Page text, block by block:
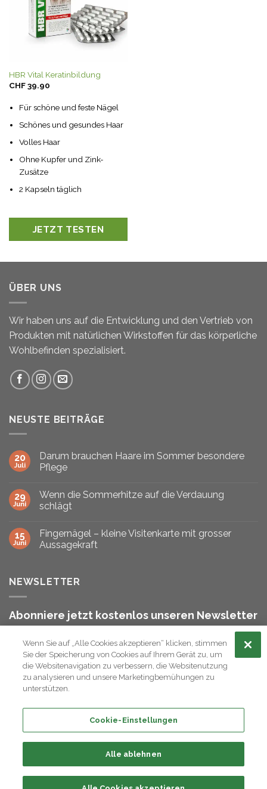
HBR Vital Keratinbildung
CHF39.90
Für schöne und feste Nägel
Schönes und gesundes Haar
Volles Haar
Ohne Kupfer und Zink-
Zusätze
2 Kapseln täglich
JETZT TESTEN
ÜBER UNS
Wir haben uns auf die Entwicklung und den Vertrieb von
Produkten mit natürlichen Wirkstoffen für das körperliche
Wohlbefinden spezialisiert.
NEUSTE BEITRÄGE
20
Juli
Darum brauchen Haare im Sommer besondere
Pflege
29
Juni
Wenn die Sommerhitze auf die Verdauung
schlägt
15
Juni
Fingernägel – kleine Visitenkarte mit grosser
Aussagekraft
NEWSLETTER
Abonniere jetzt kostenlos unseren Newsletter
AGB ZAHLUNG & VERSAND
IMPRESSUM
DATENSCHUTZVERORDNUNG
Wenn Sie auf „Alle Cookies akzeptieren“ klicken, stimmen
Sie der Speicherung von Cookies auf Ihrem Gerät zu, um
die Websitenavigation zu verbessern, die Websitenutzung
zu analysieren und unsere Marketingbemühungen zu
unterstützen.
Cookie-Einstellungen
Alle ablehnen